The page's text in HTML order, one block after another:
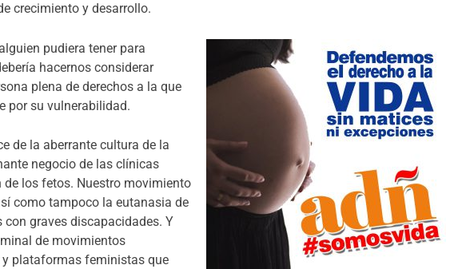
crecimiento y desarrollo.
pudiera tener para
hacernos considerar
plena de derechos a la que
por su vulnerabilidad.
de la aberrante cultura de la
negocio de las clínicas
los fetos. Nuestro movimiento
como tampoco la eutanasia de
graves discapacidades. Y
de movimientos
plataformas feministas que